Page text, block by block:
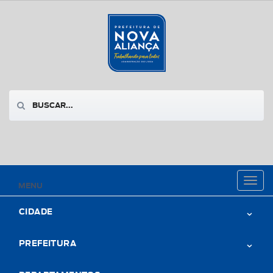
MENU
Toggle
CIDADE
PREFEITURA